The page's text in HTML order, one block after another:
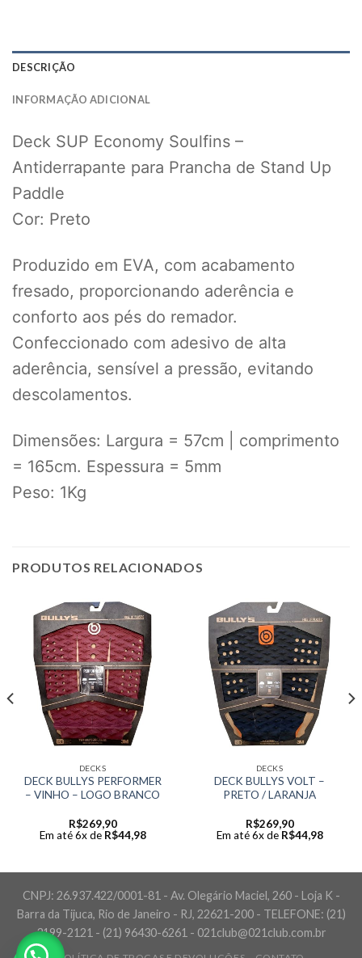
DESCRIÇÃO
INFORMAÇÃO ADICIONAL
Deck SUP Economy Soulfins –
Antiderrapante para Prancha de Stand Up
Paddle
Cor: Preto
Produzido em EVA, com acabamento
fresado, proporcionando aderência e
conforto aos pés do remador.
Confeccionado com adesivo de alta
aderência, sensível a pressão, evitando
descolamentos.
Dimensões: Largura = 57cm | comprimento
= 165cm. Espessura = 5mm
Peso: 1Kg
PRODUTOS RELACIONADOS
DECKS
DECK BULLYS PERFORMER
– VINHO – LOGO BRANCO
R$269,90
Em até 6x de R$44,98
DECKS
DECK BULLYS VOLT –
PRETO / LARANJA
R$269,90
Em até 6x de R$44,98
CNPJ: 26.937.422/0001-81 - Av. Olegário Maciel, 260 - Loja K -
Barra da Tijuca, Rio de Janeiro - RJ, 22621-200 - TELEFONE: (21)
3199-2121 - (21) 96430-6261 - 021club@021club.com.br